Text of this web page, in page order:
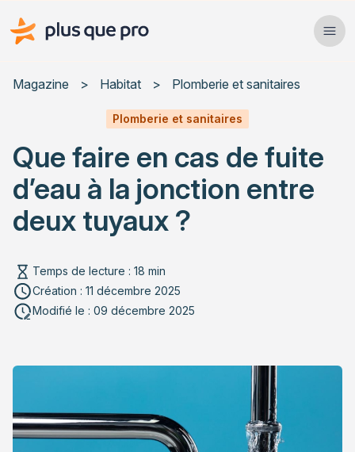
Plus que pro Mag'
Services
Actualités
Rechercher un article
Magazine > Habitat > Plomberie et sanitaires
Plomberie et sanitaires
Que faire en cas de fuite
d’eau à la jonction entre
deux tuyaux ?
Temps de lecture : 18 min
Création : 11 décembre 2025
Modifié le : 09 décembre 2025